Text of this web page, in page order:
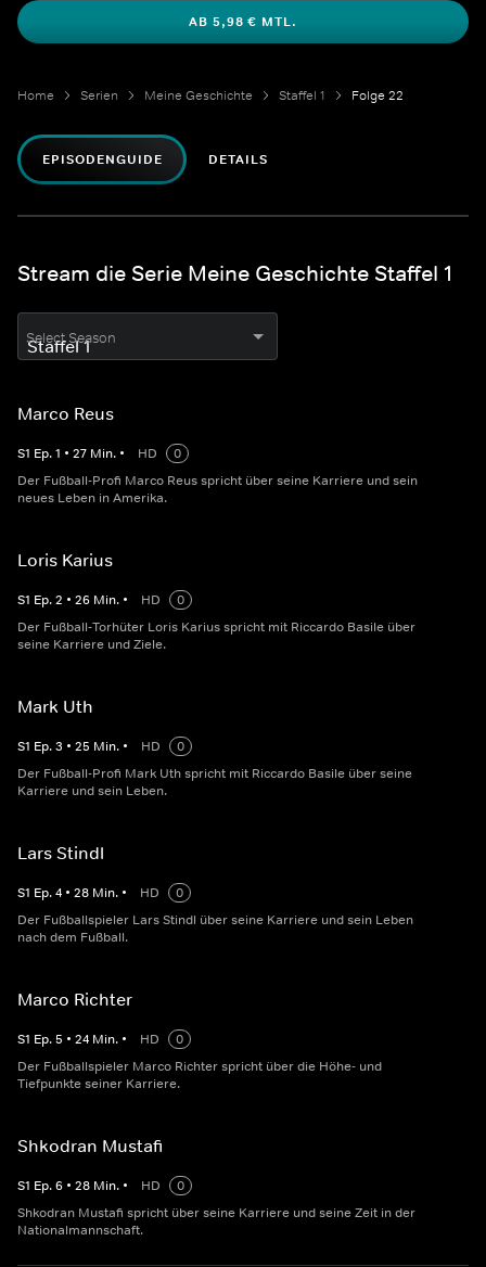
AB 5,98 € MTL.
Home Serien Meine Geschichte Staffel 1 Folge 22
EPISODENGUIDE DETAILS
Stream die Serie Meine Geschichte Staffel 1
Select Season
Marco Reus
S1 Ep.1 • 27 Min. • HD
0
Der Fußball-Profi Marco Reus spricht über seine Karriere und sein
neues Leben in Amerika.
Loris Karius
S1 Ep.2 • 26 Min. • HD
0
Der Fußball-Torhüter Loris Karius spricht mit Riccardo Basile über
seine Karriere und Ziele.
Mark Uth
S1 Ep.3 • 25 Min. • HD
0
Der Fußball-Profi Mark Uth spricht mit Riccardo Basile über seine
Karriere und sein Leben.
Lars Stindl
S1 Ep.4 • 28 Min. • HD
0
Der Fußballspieler Lars Stindl über seine Karriere und sein Leben
nach dem Fußball.
Marco Richter
S1 Ep.5 • 24 Min. • HD
0
Der Fußballspieler Marco Richter spricht über die Höhe- und
Tiefpunkte seiner Karriere.
Shkodran Mustafi
S1 Ep.6 • 28 Min. • HD
0
Shkodran Mustafi spricht über seine Karriere und seine Zeit in der
Nationalmannschaft.